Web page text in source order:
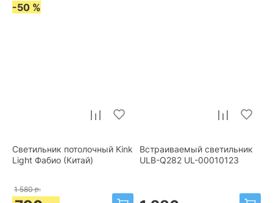
-50 %
Светильник потолочный Kink
Light Фабио (Китай)
1 580 р.
Встраиваемый светильник
ULB-Q282 UL-00010123